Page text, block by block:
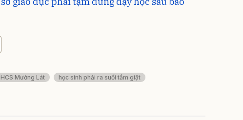
Mường Lát
học sinh phải ra suối tắm giặt